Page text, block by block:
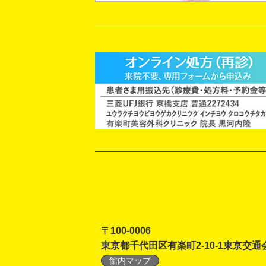
〒100-0006
東京都千代田区有楽町2-10-1東京交通
館内マップ